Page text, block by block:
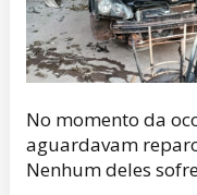
No momento da
aguardavam
Nenhum deles